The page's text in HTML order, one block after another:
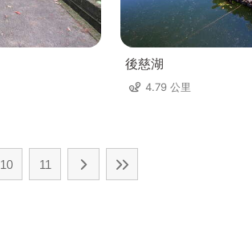
後慈湖
4.79 公里
10 11